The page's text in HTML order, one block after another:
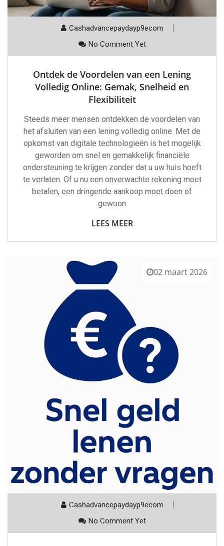
Cashadvancepaydayp9ecom
No Comment Yet
Ontdek de Voordelen van een Lening
Volledig Online: Gemak, Snelheid en
Flexibiliteit
Steeds meer mensen ontdekken de voordelen van
het afsluiten van een lening volledig online. Met de
opkomst van digitale technologieën is het mogelijk
geworden om snel en gemakkelijk financiële
ondersteuning te krijgen zonder dat u uw huis hoeft
te verlaten. Of u nu een onverwachte rekening moet
betalen, een dringende aankoop moet doen of
gewoon
LEES MEER
02 maart 2026
Cashadvancepaydayp9ecom
No Comment Yet